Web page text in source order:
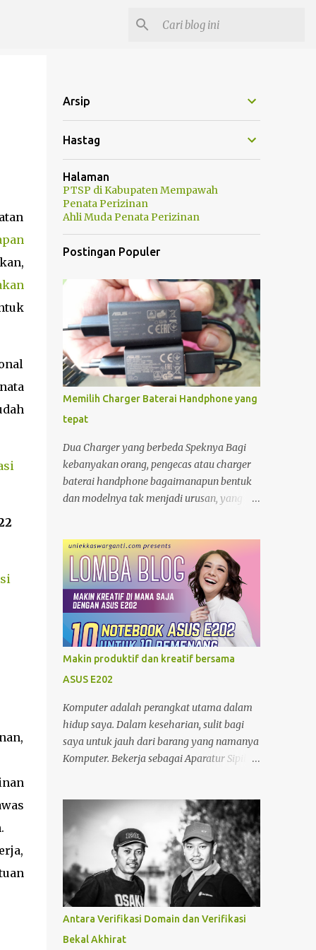
Arsip
Hastag
Halaman
PTSP di Kabupaten Mempawah
Penata Perizinan
Ahli Muda Penata Perizinan
Postingan Populer
Memilih Charger Baterai Handphone yang
tepat
Dua Charger yang berbeda Speknya Bagi
kebanyakan orang, pengecas atau charger
baterai handphone bagaimanapun bentuk
dan modelnya tak menjadi urusan, yang
Kalau di rumah, yang gadget atau
smartphonenya memiliki terminal yang
sama biasanya charger ayah di pakai ibu,
charger adik dipakai kakak. Apalagi kalau
ditengah perjalanan kehabisan baterai,
minjam charger di warung atau toko. nggak
tahu speknya asal maen colok-colokin.
Makin produktif dan kreatif bersama
ASUS E202
Komputer adalah perangkat utama dalam
hidup saya. Dalam keseharian, sulit bagi
saya untuk jauh dari barang yang namanya
Komputer. Bekerja sebagai Aparatur Sipil
menjadikan saya sangat bergantung
dengan Komputer. Tak hanya itu, sebagai
seorang yang memiliki hobby fotografi ,
komputer juga saya gunakan untuk
mengolah foto dan mempublishnya ke
social media yang saya miliki,
memindahkan foto dari kamera DSLR
External, Cloud Storage maupun backup ke
Antara Verifikasi Domain dan Verifikasi
Bekal Akhirat